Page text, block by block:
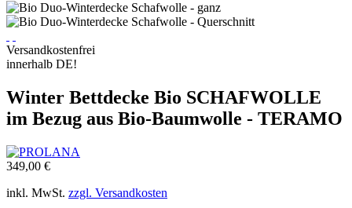
Versandkostenfrei
innerhalb DE!
Winter Bettdecke Bio SCHAFWOLLE
im Bezug aus Bio-Baumwolle - TERAMO
349,00 €
inkl. MwSt. zzgl. Versandkosten